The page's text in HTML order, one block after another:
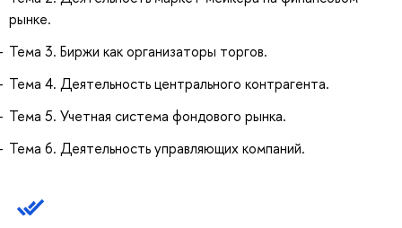
рынке.
Тема 3. Биржи как организаторы торгов.
Тема 4. Деятельность центрального контрагента.
Тема 5. Учетная система фондового рынка.
Тема 6. Деятельность управляющих компаний.